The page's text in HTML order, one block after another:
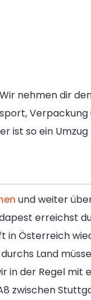
nehmen dir
Verpackung
ist so ein
und weiter
erreichst
in Österreich
Land
in der Regel mit